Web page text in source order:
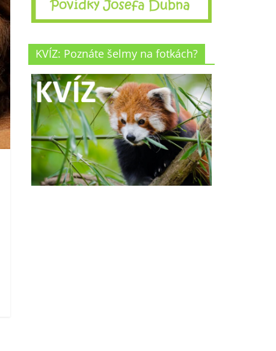
KVÍZ: Poznáte šelmy na fotkách?